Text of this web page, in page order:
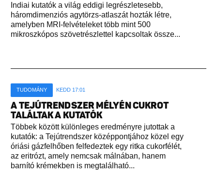
Indiai kutatók a világ eddigi legrészletesebb,
háromdimenziós agytörzs-atlaszát hozták létre,
amelyben MRI-felvételeket több mint 500
mikroszkópos szövetrészlettel kapcsoltak össze...
TUDOMÁNY KEDD 17:01
A TEJÚTRENDSZER MÉLYÉN CUKROT
TALÁLTAK A KUTATÓK
Többek között különleges eredményre jutottak a
kutatók: a Tejútrendszer középpontjához közel egy
óriási gázfelhőben felfedeztek egy ritka cukorfélét,
az eritrózt, amely nemcsak málnában, hanem
barnító krémekben is megtalálható...